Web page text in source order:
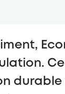
durable